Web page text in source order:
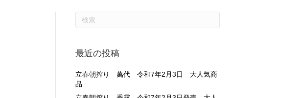
最近の投稿
立春朝搾り 萬代 令和7年2月3日 大人気商
品